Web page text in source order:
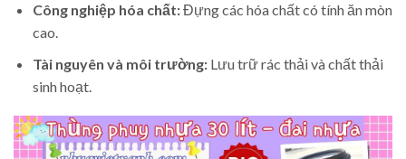
Công nghiệp hóa chất:Đựng các hóa chất có tính ăn mòn
cao.
Tài nguyên và môi trường:Lưu trữ rác thải và chất thải
sinh hoạt.